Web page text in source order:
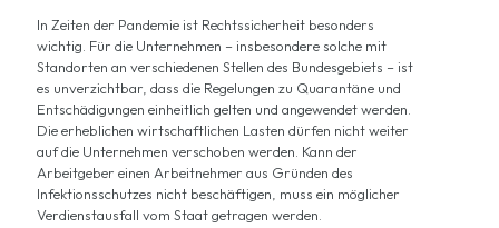
In Zeiten der Pandemie ist Rechtssicherheit besonders
wichtig. Für die Unternehmen – insbesondere solche mit
Standorten an verschiedenen Stellen des Bundesgebiets – ist
es unverzichtbar, dass die Regelungen zu Quarantäne und
Entschädigungen einheitlich gelten und angewendet werden.
Die erheblichen wirtschaftlichen Lasten dürfen nicht weiter
auf die Unternehmen verschoben werden. Kann der
Arbeitgeber einen Arbeitnehmer aus Gründen des
Infektionsschutzes nicht beschäftigen, muss ein möglicher
Verdienstausfall vom Staat getragen werden.